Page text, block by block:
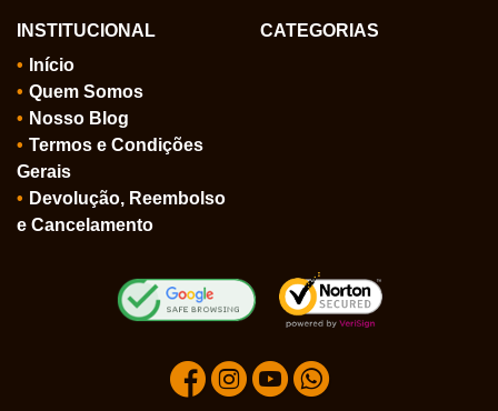
INSTITUCIONAL
Início
Quem Somos
Nosso Blog
Termos e Condições
Gerais
Devolução, Reembolso
e Cancelamento
CATEGORIAS